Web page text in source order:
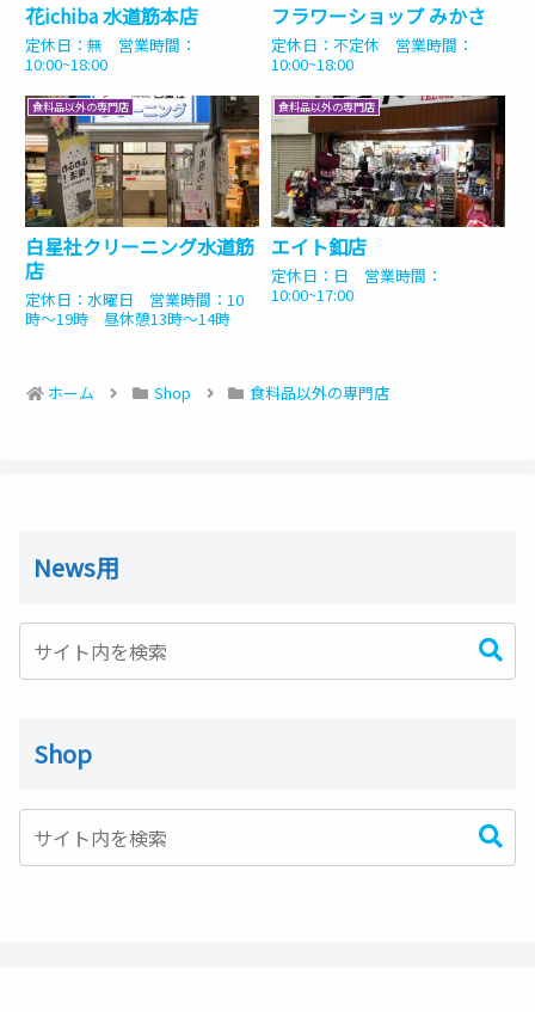
花ichiba 水道筋本店
定休日：無 営業時間：
10:00~18:00
フラワーショップ みかさ
定休日：不定休 営業時間：
10:00~18:00
食料品以外の専門店
白星社クリーニング水道筋
店
定休日：水曜日 営業時間：10
時〜19時 昼休憩13時〜14時
食料品以外の専門店
エイト釦店
定休日：日 営業時間：
10:00~17:00
ホーム Shop 食料品以外の専門店
News用
Shop